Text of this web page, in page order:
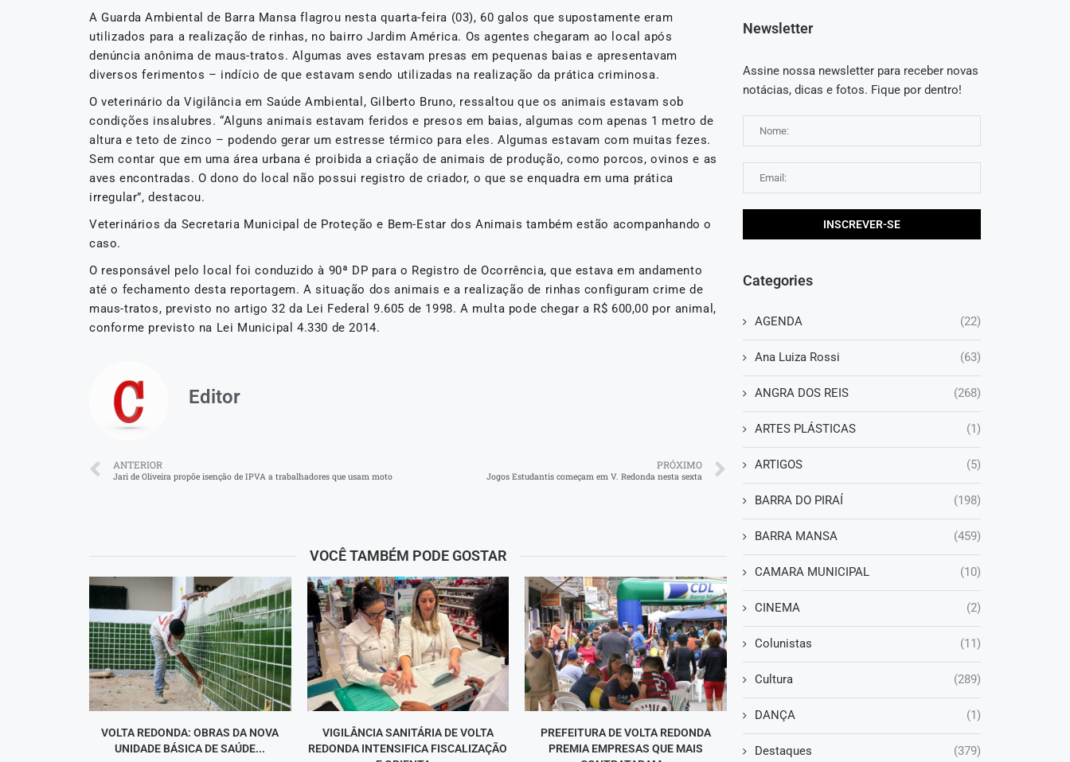
A Guarda Ambiental de Barra Mansa flagrou nesta quarta-feira (03), 60 galos que supostamente eram
utilizados para a realização de rinhas, no bairro Jardim América. Os agentes chegaram ao local após
denúncia anônima de maus-tratos. Algumas aves estavam presas em pequenas baias e apresentavam
diversos ferimentos – indício de que estavam sendo utilizadas na realização da prática criminosa.
O veterinário da Vigilância em Saúde Ambiental, Gilberto Bruno, ressaltou que os animais estavam sob
condições insalubres. “Alguns animais estavam feridos e presos em baias, algumas com apenas 1 metro de
altura e teto de zinco – podendo gerar um estresse térmico para eles. Algumas estavam com muitas fezes.
Sem contar que em uma área urbana é proibida a criação de animais de produção, como porcos, ovinos e as
aves encontradas. O dono do local não possui registro de criador, o que se enquadra em uma prática
irregular”, destacou.
Veterinários da Secretaria Municipal de Proteção e Bem-Estar dos Animais também estão acompanhando o
caso.
O responsável pelo local foi conduzido à 90ª DP para o Registro de Ocorrência, que estava em andamento
até o fechamento desta reportagem. A situação dos animais e a realização de rinhas configuram crime de
maus-tratos, previsto no artigo 32 da Lei Federal 9.605 de 1998. A multa pode chegar a R$ 600,00 por animal,
conforme previsto na Lei Municipal 4.330 de 2014.
Editor
ANTERIOR
Jari de Oliveira propõe isenção de IPVA a trabalhadores que usam moto
PRÓXIMO
Jogos Estudantis começam em V. Redonda nesta sexta
VOCÊ TAMBÉM PODE GOSTAR
VOLTA REDONDA: OBRAS DA NOVA
UNIDADE BÁSICA DE SAÚDE...
VIGILÂNCIA SANITÁRIA DE VOLTA
REDONDA INTENSIFICA FISCALIZAÇÃO
PREFEITURA DE VOLTA REDONDA
PREMIA EMPRESAS QUE MAIS
Newsletter
Assine nossa newsletter para receber novas
notácias, dicas e fotos. Fique por dentro!
Categories
AGENDA (22)
Ana Luiza Rossi (63)
ANGRA DOS REIS (268)
ARTES PLÁSTICAS (1)
ARTIGOS (5)
BARRA DO PIRAÍ (198)
BARRA MANSA (459)
CAMARA MUNICIPAL (10)
CINEMA (2)
Colunistas (11)
Cultura (289)
DANÇA (1)
Destaques (379)